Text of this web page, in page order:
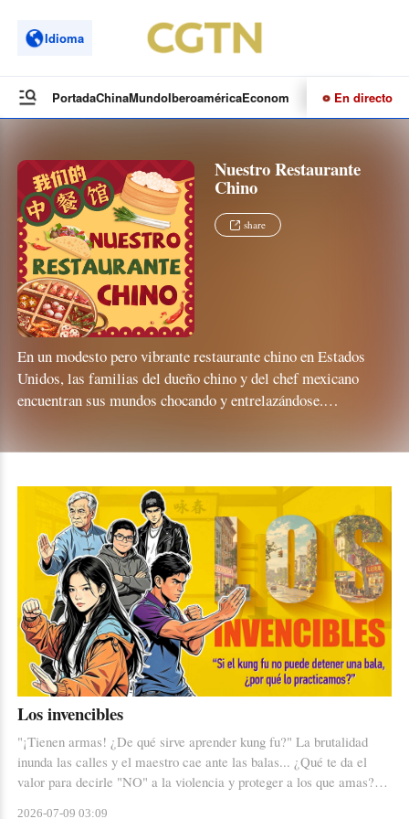
Idioma
PortadaChinaMundoIberoaméricaEconomía CulturaDeportes
En directo
Nuestro Restaurante
Chino
share
En un modesto pero vibrante restaurante chino en Estados
Unidos, las familias del dueño chino y del chef mexicano
encuentran sus mundos chocando y entrelazándose.
Los invencibles
"¡Tienen armas! ¿De qué sirve aprender kung fu?" La brutalidad
inunda las calles y el maestro cae ante las balas... ¿Qué te da el
valor para decirle "NO" a la violencia y proteger a los que amas?
2026-07-09 03:09